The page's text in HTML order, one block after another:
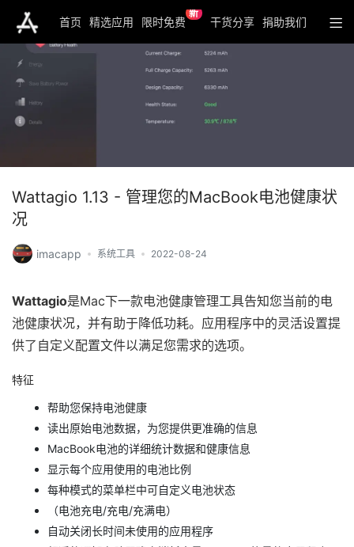
首页 精选应用 限时免费
新
干货分享 捐助我们
Wattagio 1.13 - 管理您的MacBook电池健康状
况
imacapp 系统工具 2022-08-24
Wattagio是Mac下一款电池健康管理工具告知您当前的电
池健康状况，并有助于降低功耗。应用程序中的灵活设置提
供了自定义配置文件以满足您需求的选项。
特征
帮助您保持电池健康
读出原始电池数据，为您提供更准确的信息
MacBook电池的详细统计数据和健康信息
显示每个应用使用的电池比例
每种模式的菜单栏中可自定义电池状态
（电池充电/充电/充满电）
自动关闭长时间未使用的应用程序